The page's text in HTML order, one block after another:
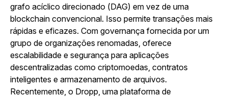
grafo acíclico direcionado (DAG) em vez de uma
blockchain convencional. Isso permite transações mais
rápidas e eficazes. Com governança fornecida por um
grupo de organizações renomadas, oferece
escalabilidade e segurança para aplicações
descentralizadas como criptomoedas, contratos
inteligentes e armazenamento de arquivos.
Recentemente, o Dropp, uma plataforma de